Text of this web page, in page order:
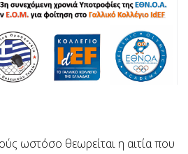
ωστόσο θεωρείται η αιτία που